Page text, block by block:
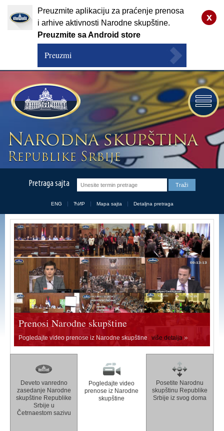
x
Preuzmite aplikaciju za praćenje prenosa
i arhive aktivnosti Narodne skupštine.
Preuzmite sa Android store
Preuzmi
Pretraga sajta
ENG ЋИР Mapa sajta Detaljna pretraga
Prenosi Narodne skupštine
Pogledajte video prenose iz Narodne skupštine više detalja
Deveto vanredno
zasedanje Narodne
skupštine Republike
Srbije u
Četrnaestom sazivu
Pogledajte video
prenose iz Narodne
skupštine
Posetite Narodnu
skupštinu Republike
Srbije iz svog doma